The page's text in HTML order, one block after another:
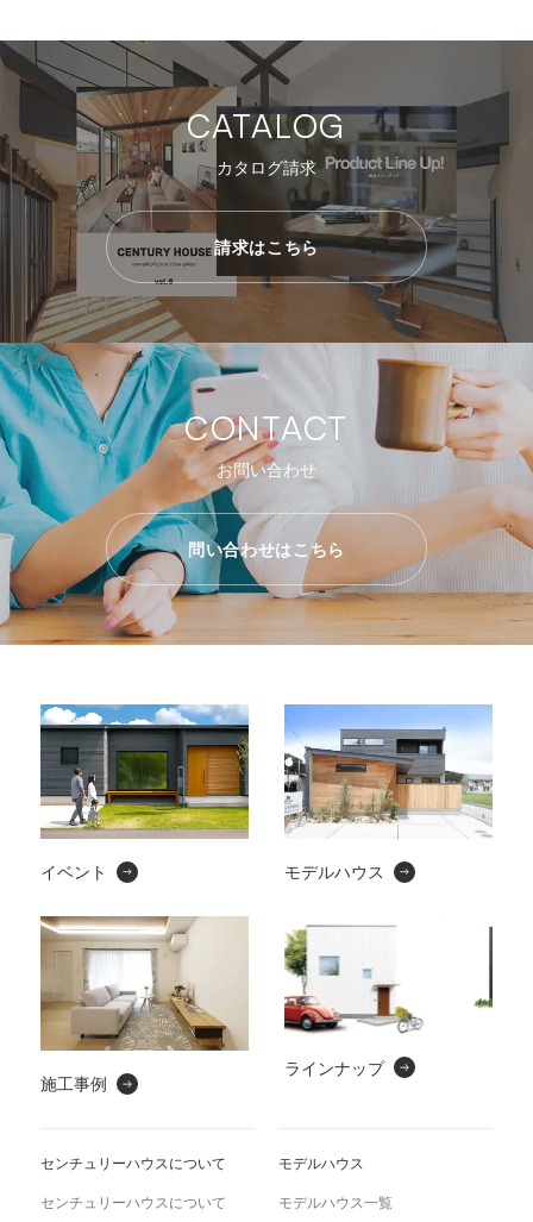
CATALOG
カタログ請求
請求はこちら
CONTACT
お問い合わせ
問い合わせはこちら
イベント モデルハウス
施工事例
ラインナップ
センチュリーハウスについて
センチュリーハウスについて
モデルハウス
モデルハウス一覧